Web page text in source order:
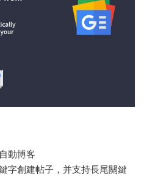
動博客
字創建帖子，并支持長尾關鍵